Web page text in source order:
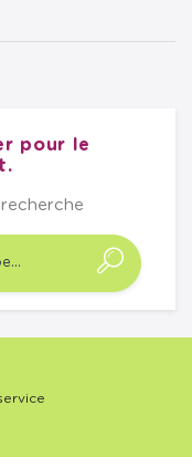
pour le